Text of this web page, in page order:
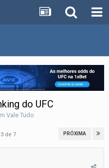
do UFC
Vale Tudo
PRÓXIMA
de 7